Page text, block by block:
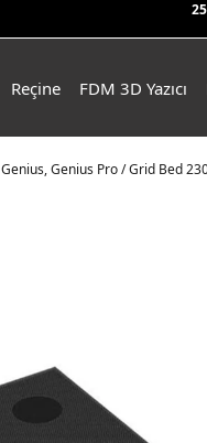
Reçine FDM 3D Yazıcı
Genius Pro / Grid Bed